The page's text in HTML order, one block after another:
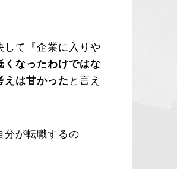
して『企業に入りや
くなったわけではな
えは甘かった と言え
分が転職するの